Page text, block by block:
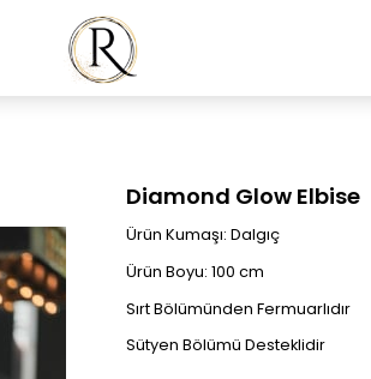
Diamond Glow Elbise
Ürün Kumaşı: Dalgıç
Ürün Boyu: 100 cm
Sırt Bölümünden Fermuarlıdır
Sütyen Bölümü Desteklidir